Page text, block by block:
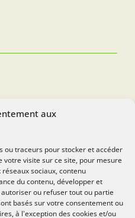
aux
ou traceurs pour stocker et accéder
votre visite sur ce site, pour mesure
sociaux, contenu
du contenu, développer et
ou refuser tout ou partie
basés sur votre consentement ou
à l'exception des cookies et/ou